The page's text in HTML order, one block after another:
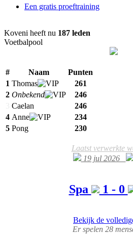
Een gratis proeftraining
Koveni heeft nu 187 leden
Voetbalpool
# Naam
Punten
1 Thomas
261
2 Onbekend
246
Caelan
246
4 Anne
234
5 Pong 230
Laatst verwerkte
19 jul 2026
Spa 1 - 0
Bekijk de
Er spelen 28